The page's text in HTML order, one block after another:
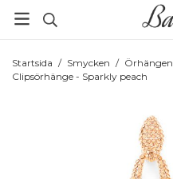
Startsida / Smycken / Örhängen
Clipsörhänge - Sparkly peach